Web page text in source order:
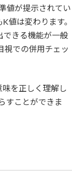
値が提示されてい
値は変わります。
できる機能が一般
視での併用チェッ
を正しく理解し
すことができま